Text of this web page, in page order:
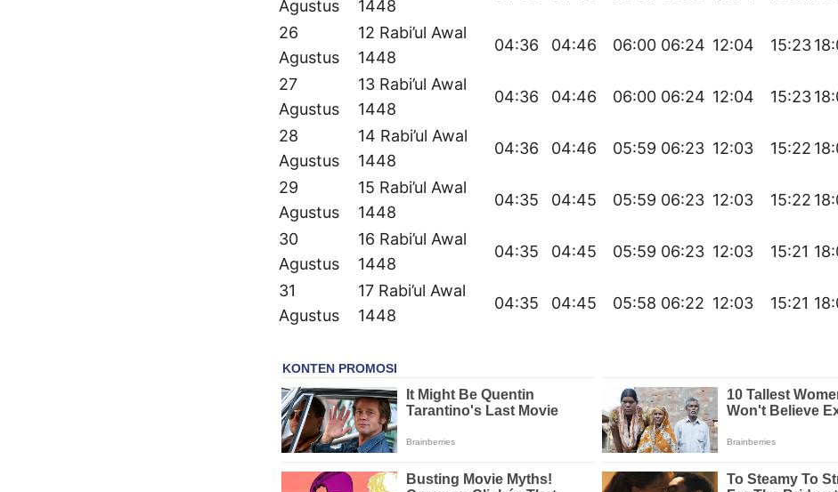
Agustus
1448
26
Agustus
12 Rabi’ul Awal
1448
04:36 04:46 06:00 06:24 12:04 15:23
27
Agustus
13 Rabi’ul Awal
1448
04:36 04:46 06:00 06:24 12:04 15:23
28
Agustus
14 Rabi’ul Awal
1448
04:36 04:46 05:59 06:23 12:03 15:22
29
Agustus
15 Rabi’ul Awal
1448
04:35 04:45 05:59 06:23 12:03 15:22
30
Agustus
16 Rabi’ul Awal
1448
04:35 04:45 05:59 06:23 12:03 15:21
31
Agustus
17 Rabi’ul Awal
1448
04:35 04:45 05:58 06:22 12:03 15:21